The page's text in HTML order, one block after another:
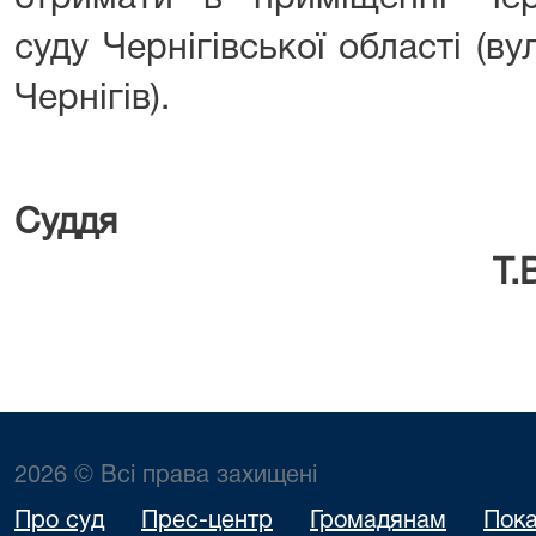
суду Чернігівської області
Чернігів).
Т.В.
2026 © Всі права захищені
Про суд Прес-центр Громадянам